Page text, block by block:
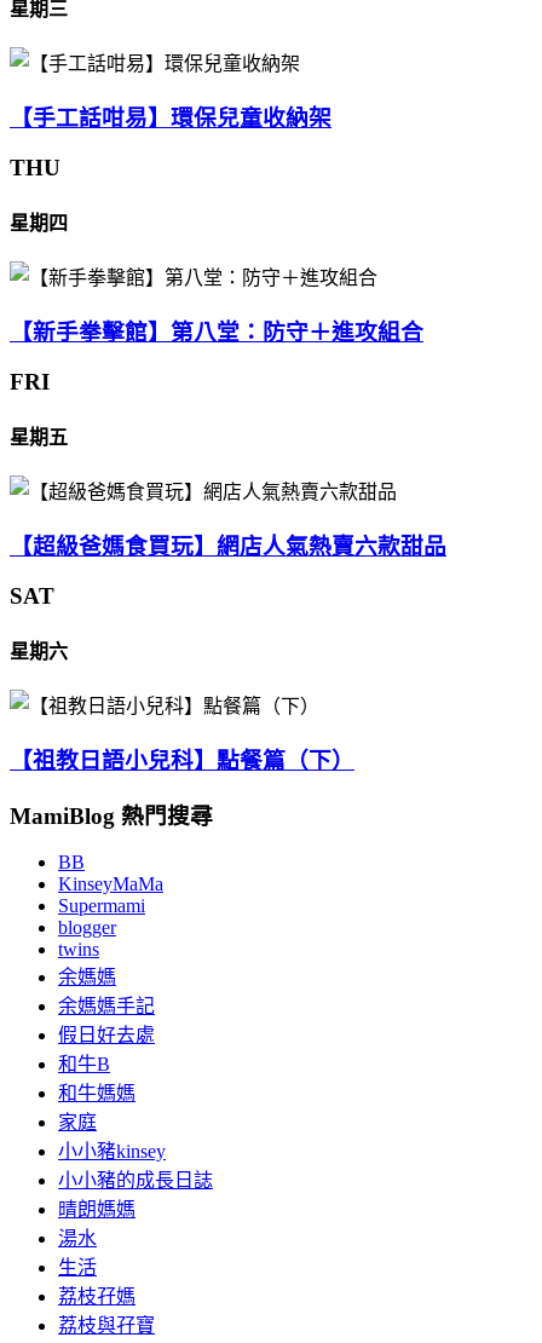
星期三
【手工話咁易】環保兒童收納架
THU
星期四
【新手拳擊館】第八堂：防守＋進攻組合
FRI
星期五
【超級爸媽食買玩】網店人氣熱賣六款甜品
SAT
星期六
【祖教日語小兒科】點餐篇（下）
MamiBlog 熱門搜尋
BB
KinseyMaMa
Supermami
blogger
twins
余媽媽
余媽媽手記
假日好去處
和牛B
和牛媽媽
家庭
小小豬kinsey
小小豬的成長日誌
晴朗媽媽
湯水
生活
荔枝孖媽
荔枝與孖寶